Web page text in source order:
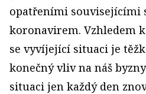
opatřeními souvisejícími
koronavirem. Vzhledem
se vyvíjející situaci je
konečný vliv na náš
situaci jen každý den